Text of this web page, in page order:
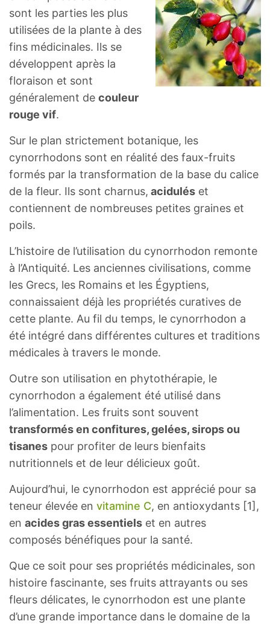
sont les parties les plus
utilisées de la plante à des
fins médicinales. Ils se
développent après la
floraison et sont
généralement de couleur
rouge vif.
Sur le plan strictement botanique, les
cynorrhodons sont en réalité des faux-fruits
formés par la transformation de la base du calice
de la fleur. Ils sont charnus, acidulés et
contiennent de nombreuses petites graines et
poils.
L’histoire de l’utilisation du cynorrhodon remonte
à l’Antiquité. Les anciennes civilisations, comme
les Grecs, les Romains et les Égyptiens,
connaissaient déjà les propriétés curatives de
cette plante. Au fil du temps, le cynorrhodon a
été intégré dans différentes cultures et traditions
médicales à travers le monde.
Outre son utilisation en phytothérapie, le
cynorrhodon a également été utilisé dans
l’alimentation. Les fruits sont souvent
transformés en confitures, gelées, sirops ou
tisanes pour profiter de leurs bienfaits
nutritionnels et de leur délicieux goût.
Aujourd’hui, le cynorrhodon est apprécié pour sa
teneur élevée en vitamine C, en antioxydants [1],
en acides gras essentiels et en autres
composés bénéfiques pour la santé.
Que ce soit pour ses propriétés médicinales, son
histoire fascinante, ses fruits attrayants ou ses
fleurs délicates, le cynorrhodon est une plante
d’une grande importance dans le domaine de la